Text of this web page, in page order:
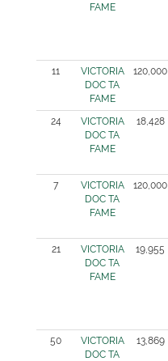
FAME
11
VICTORIA
DOC TA
FAME
120,000
24
VICTORIA
DOC TA
FAME
18,428
7
VICTORIA
DOC TA
FAME
120,000
21
VICTORIA
DOC TA
FAME
19,955
50
VICTORIA
DOC TA
13,869